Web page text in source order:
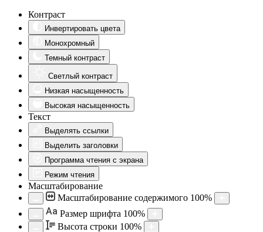
Контраст
Инвертировать цвета
Монохромный
Темный контраст
Светлый контраст
Низкая насыщенность
Высокая насыщенность
Текст
Выделять ссылки
Выделить заголовки
Программа чтения с экрана
Режим чтения
Масштабирование
Масштабирование содержимого 100%
Aa Размер шрифта 100%
Высота строки 100%